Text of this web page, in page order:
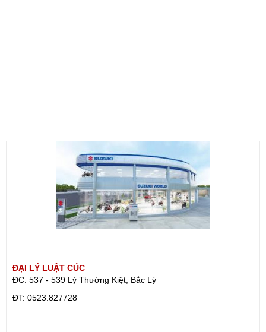
ĐẠI LÝ LUẬT CÚC
ĐC: 537 - 539 Lý Thường Kiệt, Bắc Lý
ÐT: 0523.827728